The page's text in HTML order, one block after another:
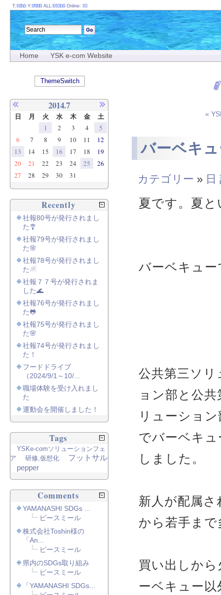
Home YSK e-com Website
«
バーベキ
カテゴリー » 日
夏です。夏
バーベキュー
公共第三ソリ
ョン部と公
リューショ
でバーベキュ
しました。
新人が配属
から若手ま
買い出しか
ーベキュー
T: Y: ALL: Online:
ThemeSwitch
2014.7
日 月 火 水 木 金 土
1 2 3 4
5
6
7 8 9 10 11
12
13
14 15 16 17 18
19
20
21 22 23 24 25
26
27
28 29 30 31
Recently
社報80号が発行されまし
た🎐
社報79号が発行されまし
た🌸
社報78号が発行されまし
た☃
社報７７号が発行されま
した🌊
社報76号が発行されまし
た🐸
社報75号が発行されまし
た🌸
社報74号が発行されまし
た！
フードドライブ
（2024/9/1～10/...
職場体験を受け入れまし
た
運動会を開催しました！
Tags
YSKe-comソリューションフェ
ア
研修,仮想化
フットサル
pepper
Comments
YAMANASHI SDGs ...
ピースミール
株式会社Toshin様の
「An...
ピースミール
県内のSDGs取り組み
ピースミール
「YAMANASHI SDGs...